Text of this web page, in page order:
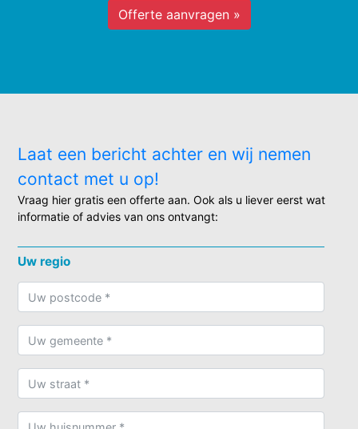
Offerte aanvragen »
Laat een bericht achter en wij nemen
contact met u op!
Vraag hier gratis een offerte aan. Ook als u liever eerst wat
informatie of advies van ons ontvangt:
Uw regio